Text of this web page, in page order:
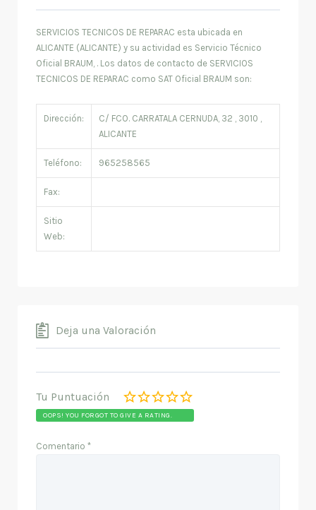
SERVICIOS TECNICOS DE REPARAC esta ubicada en
ALICANTE (ALICANTE) y su actividad es Servicio Técnico
Oficial BRAUM, . Los datos de contacto de SERVICIOS
TECNICOS DE REPARAC como SAT Oficial BRAUM son:
Dirección:
C/ FCO. CARRATALA CERNUDA, 32 , 3010 ,
ALICANTE
Teléfono: 965258565
Fax:
Sitio
Web:
Deja una Valoración
Tu Puntuación
OOPS! YOU FORGOT TO GIVE A RATING.
Comentario *